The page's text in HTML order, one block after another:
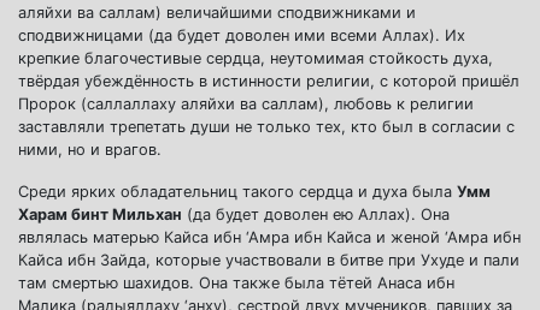
аляйхи ва саллам) величайшими сподвижниками и
сподвижницами (да будет доволен ими всеми Аллах). Их
крепкие благочестивые сердца, неутомимая стойкость духа,
твёрдая убеждённость в истинности религии, с которой пришёл
Пророк (саллаллаху аляйхи ва саллам), любовь к религии
заставляли трепетать души не только тех, кто был в согласии с
ними, но и врагов.
Среди ярких обладательниц такого сердца и духа была Умм
Харам бинт Мильхан (да будет доволен ею Аллах). Она
являлась матерью Кайса ибн ‘Амра ибн Кайса и женой ‘Амра ибн
Кайса ибн Зайда, которые участвовали в битве при Ухуде и пали
там смертью шахидов. Она также была тётей Анаса ибн
Малика (радыяллаху ‘анху), сестрой двух мучеников, павших за